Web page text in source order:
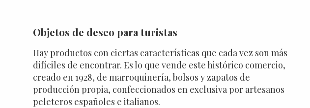
Objetos de deseo para turistas
Hay productos con ciertas características que cada vez son más
difíciles de encontrar. Es lo que vende este histórico comercio,
creado en 1928, de marroquinería, bolsos y zapatos de
producción propia, confeccionados en exclusiva por artesanos
peleteros españoles e italianos.